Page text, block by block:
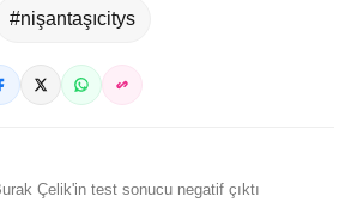
#nişantaşıcitys
Çelik'in test sonucu negatif çıktı